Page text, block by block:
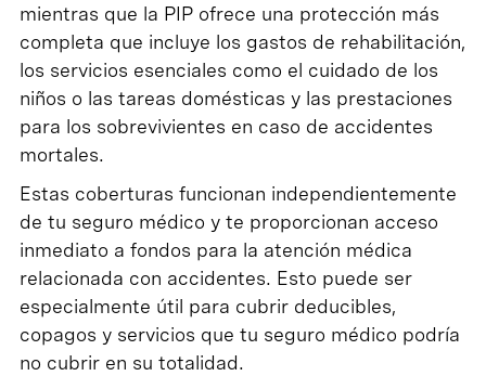
mientras que la PIP ofrece una protección más
completa que incluye los gastos de rehabilitación,
los servicios esenciales como el cuidado de los
niños o las tareas domésticas y las prestaciones
para los sobrevivientes en caso de accidentes
mortales.
Estas coberturas funcionan independientemente
de tu seguro médico y te proporcionan acceso
inmediato a fondos para la atención médica
relacionada con accidentes. Esto puede ser
especialmente útil para cubrir deducibles,
copagos y servicios que tu seguro médico podría
no cubrir en su totalidad.